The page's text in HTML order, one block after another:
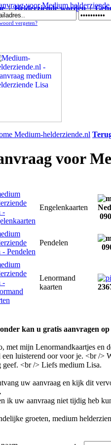
|Helderziende worden|
voor Medium helderziende Lisa
vergeten?
voor
Engelenkaarten
Pendelen
Lenormand
kaarten
kan u gratis aanvragen
met mijn Lenormandkaartjes en
een luisterend oor voor je. <br />
geef. <br /> Liefs medium Lisa.
uw aanvraag en kijk dit
ik uw aanvraag niet tijdig heb
groeten, medium